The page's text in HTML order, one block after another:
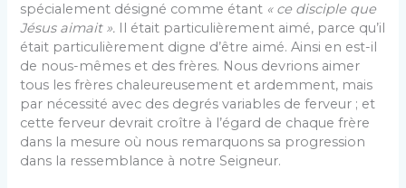
spécialement désigné comme étant « ce disciple que
Jésusaimait ». Il était particulièrement aimé, parce qu’il
était particulièrement digne d’être aimé. Ainsi en est-il
de nous-mêmes et des frères. Nous devrions aimer
tous les frères chaleureusement et ardemment, mais
par nécessité avec des degrés variables de ferveur ; et
cette ferveur devrait croître à l’égard de chaque frère
dans la mesure où nous remarquons sa progression
dans la ressemblance à notre Seigneur.